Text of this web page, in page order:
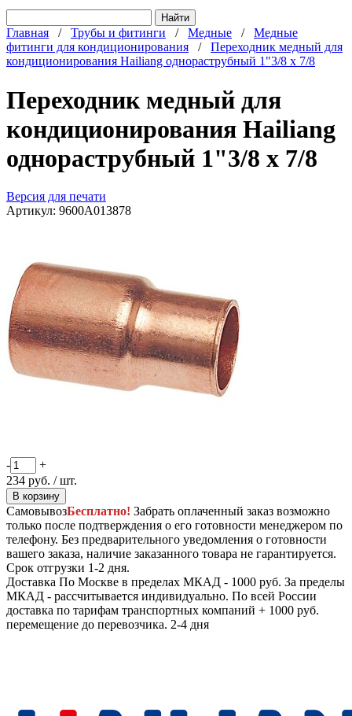
Главная / Трубы и фитинги / Медные / Медные
фитинги для кондиционирования / Переходник медный для
кондиционирования Hailiang однораструбный 1"3/8 х 7/8
Переходник медный для
кондиционирования Hailiang
однораструбный 1"3/8 х 7/8
Версия для печати
Артикул: 9600А013878
-
+
234 руб. / шт.
В корзину
СамовывозБесплатно! Забрать оплаченный заказ возможно
только после подтверждения о его готовности менеджером по
телефону. Без предварительного уведомления о готовности
вашего заказа, наличие заказанного товара не гарантируется.
Срок отгрузки 1-2 дня.
Доставка По Москве в пределах МКАД - 1000 руб. За пределы
МКАД - рассчитывается индивидуально. По всей России
доставка по тарифам транспортных компаний + 1000 руб.
перемещение до перевозчика. 2-4 дня